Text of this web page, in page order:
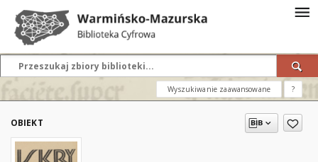
Wyszukiwanie zaawansowane ?
OBIEKT